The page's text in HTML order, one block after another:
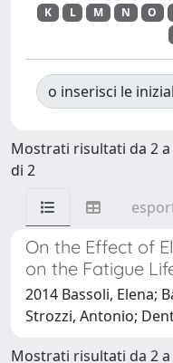
K
L M N O
o inserisci le
Mostrati risultati da 2 a
di 2
On the Effect of
on the Fatigue
2014 Bassoli, Elena;
Strozzi, Antonio;
Mostrati risultati da 2 a